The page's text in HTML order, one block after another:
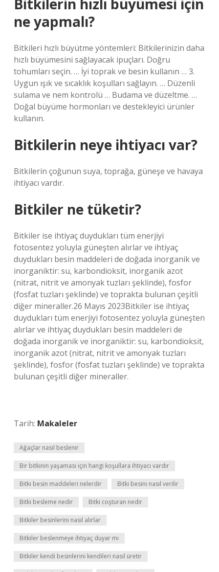
Bitkilerin hızlı büyümesi için
ne yapmalı?
Bitkileri hızlı büyütme yöntemleri: Bitkilerinizin daha
hızlı büyümesini sağlayacak ipuçları. Doğru
tohumları seçin. … İyi toprak ve besin kullanın … 3.
Uygun ışık ve sıcaklık koşulları sağlayın. … Düzenli
sulama ve nem kontrolü … Budama ve düzeltme. …
Doğal büyüme hormonları ve destekleyici ürünler
kullanın.
Bitkilerin neye ihtiyacı var?
Bitkilerin çoğunun suya, toprağa, güneşe ve havaya
ihtiyacı vardır.
Bitkiler ne tüketir?
Bitkiler ise ihtiyaç duydukları tüm enerjiyi
fotosentez yoluyla güneşten alırlar ve ihtiyaç
duydukları besin maddeleri de doğada inorganik ve
inorganiktir: su, karbondioksit, inorganik azot
(nitrat, nitrit ve amonyak tuzları şeklinde), fosfor
(fosfat tuzları şeklinde) ve toprakta bulunan çeşitli
diğer mineraller.26 Mayıs 2023Bitkiler ise ihtiyaç
duydukları tüm enerjiyi fotosentez yoluyla güneşten
alırlar ve ihtiyaç duydukları besin maddeleri de
doğada inorganik ve inorganiktir: su, karbondioksit,
inorganik azot (nitrat, nitrit ve amonyak tuzları
şeklinde), fosfor (fosfat tuzları şeklinde) ve toprakta
bulunan çeşitli diğer mineraller.
Tarih: Makaleler
Ağaçlar nasıl beslenir
Bir bitkinin yaşaması için hangi koşullara ihtiyacı vardır
Bitki besin maddeleri nelerdir Bitki besini nasıl verilir
Bitki besleme nedir Bitki coşturan nedir
Bitkiler besinlerini nasıl alırlar
Bitkiler beslenmeye ihtiyaç duyar mı
Bitkiler kendi besinlerini kendileri nasıl üretir